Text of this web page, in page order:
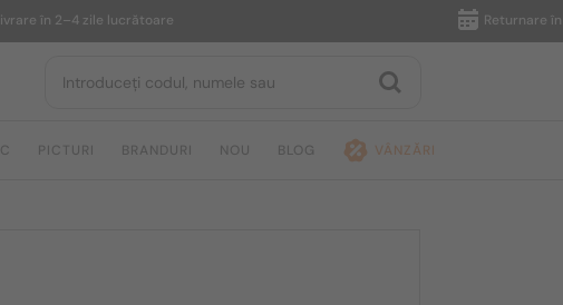
în 2–4 zile lucrătoare Returnare în 14 zile
PICTURI BRANDURI NOU BLOG VÂNZĂRI